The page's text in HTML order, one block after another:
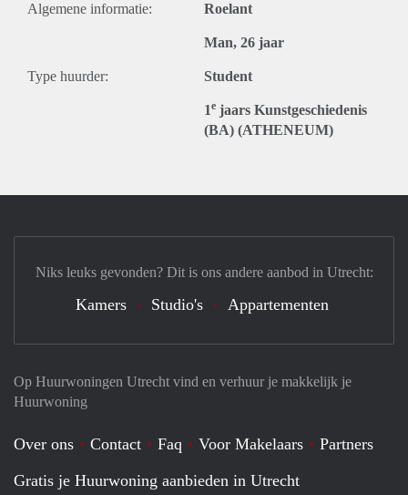
Algemene informatie: Roelant
Man, 26 jaar
Type huurder: Student
1e jaars Kunstgeschiedenis
(BA) (ATHENEUM)
Op Huurwoningen Utrecht vind en verhuur je makkelijk je
Huurwoning
Over ons Contact Faq Voor Makelaars
Partners
Gratis je Huurwoning aanbieden in Utrecht
Niks leuks gevonden? Dit is ons andere aanbod in Utrecht:
Kamers Studio's Appartementen